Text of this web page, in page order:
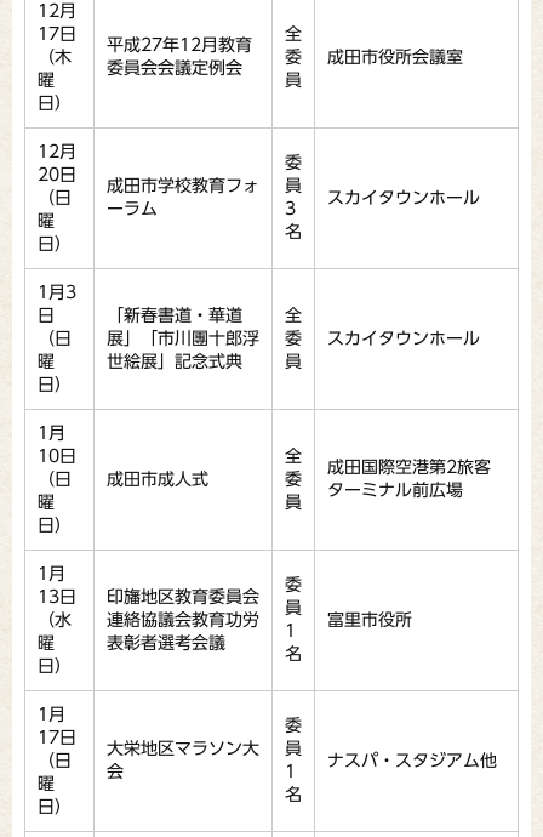
12月
17日
（木
曜
日）
平成27年12月教育
委員会会議定例会
全
委
員
成田市役所会議室
12月
20日
（日
曜
日）
成田市学校教育フォ
ーラム
委
員
3
名
スカイタウンホール
1月3
日
（日
曜
日）
「新春書道・華道
展」「市川團十郎浮
世絵展」記念式典
全
委
員
スカイタウンホール
1月
10日
（日
曜
日）
成田市成人式
全
委
員
成田国際空港第2旅客
ターミナル前広場
1月
13日
（水
曜
日）
印旛地区教育委員会
連絡協議会教育功労
表彰者選考会議
委
員
1
名
富里市役所
1月
17日
（日
曜
日）
大栄地区マラソン大
会
委
員
1
名
ナスパ・スタジアム他